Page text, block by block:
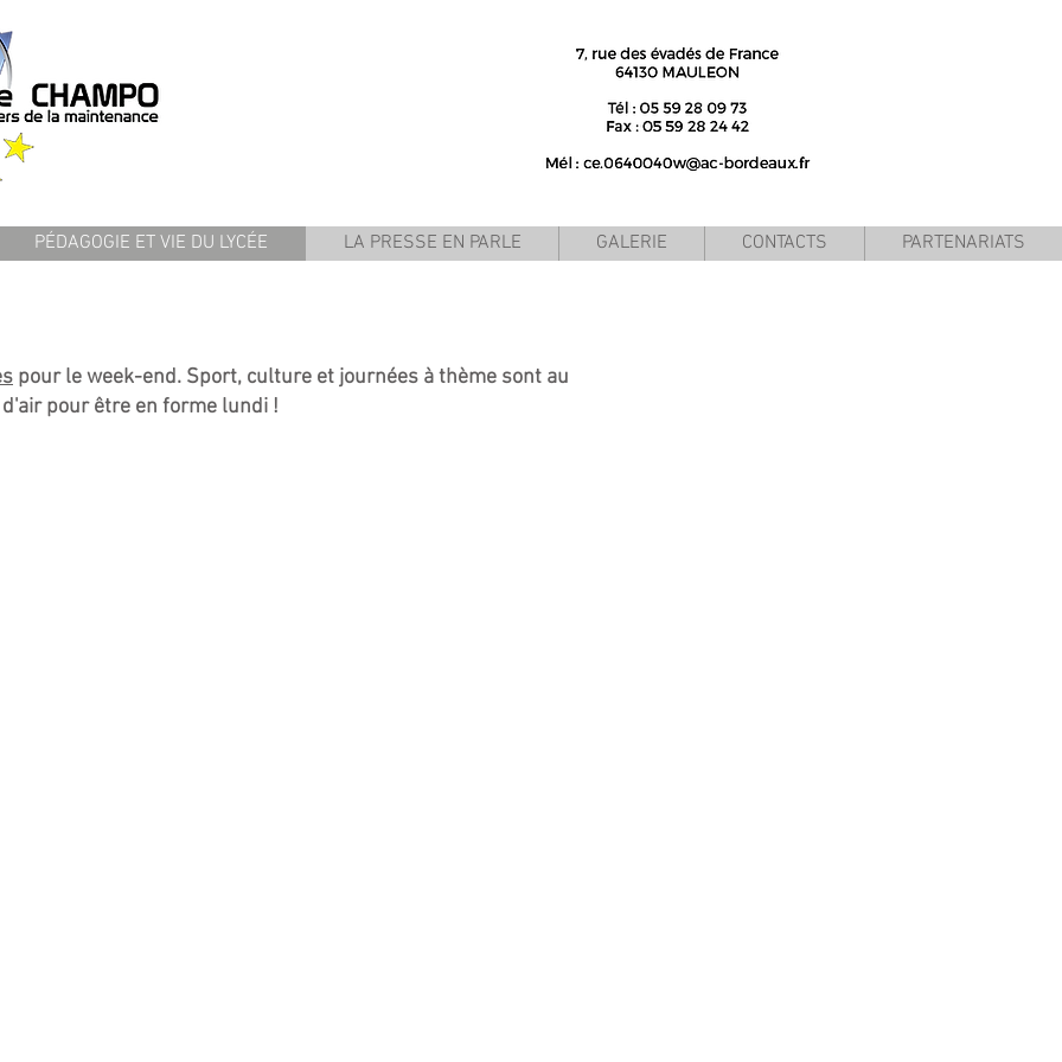
PÉDAGOGIE ET VIE DU LYCÉE LA PRESSE EN PARLE GALERIE CONTACTS PARTENARIATS
pour le week-end. Sport, culture et journées à thème sont au
pour être en forme lundi !